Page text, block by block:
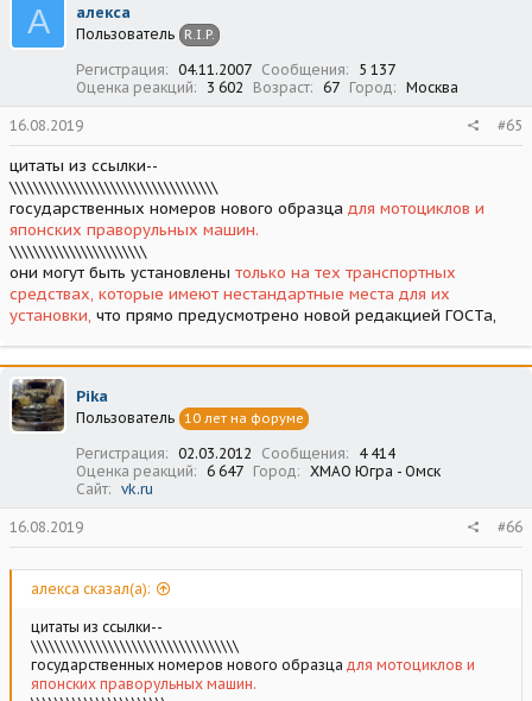
А алекса
Пользователь R.I.P.
Регистрация 04.11.2007 Сообщения
5 137
Оценка реакций
3 602 Возраст 67 Город Москва
16.08.2019 #65
цитаты из ссылки--
\\\\\\\\\\\\\\\\\\\\\\\\\\\\\\\\\\\
государственных номеров нового образца для мотоциклов и
японских праворульных машин.
\\\\\\\\\\\\\\\\\\\\\\\
они могут быть установлены только на тех транспортных
средствах, которые имеют нестандартные места для их
установки, что прямо предусмотрено новой редакцией ГОСТа,
Pika
Пользователь 10 лет на форуме
Регистрация 02.03.2012 Сообщения
4 414
Оценка реакций
6 647 Город
ХМАО Югра - Омск
Сайт
vk.ru
16.08.2019 #66
алекса сказал(а):
цитаты из ссылки--
\\\\\\\\\\\\\\\\\\\\\\\\\\\\\\\\\\\
государственных номеров нового образца для мотоциклов и
японских праворульных машин.